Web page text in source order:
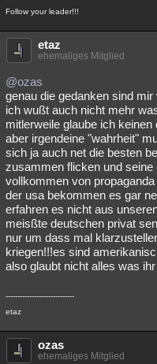
Follow your leader!!!
etaz
ehemaliges Mitglied
@ozas
genau die gedanken sind
ich wußt auch nicht mehr
mitlerweile glaube ich
aber irgendeine "wahrheit"
sich ja auch net die besten
zusammen flicken und seine
vollkommen von
der usa bekommen es gar
erfahren es nicht aus
meisßte deutschen privat
nur um dass mal
kriegen!!!es sind
also glaubt nicht alles was
-----------------------------
etaz
ozas
ehemaliges Mitglied